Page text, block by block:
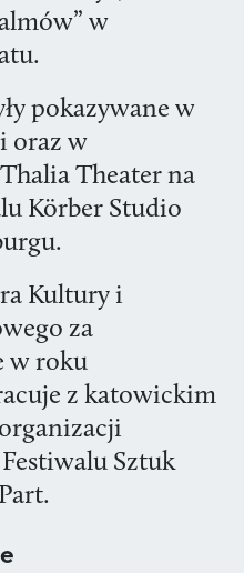
w
pokazywane w
oraz w
Theater na
Körber Studio
Kultury i
za
w roku
z katowickim
Sztuk